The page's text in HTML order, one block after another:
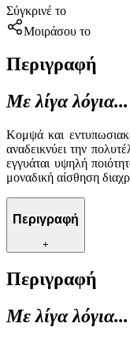
Σύγκρινέ το
Μοιράσου το
Περιγραφή
Με λίγα λόγια...
Κομψά και
αναδεικνύει την
εγγυάται υψηλή
μοναδική αίσθηση
Περιγραφή
+
Περιγραφή
Με λίγα λόγια...